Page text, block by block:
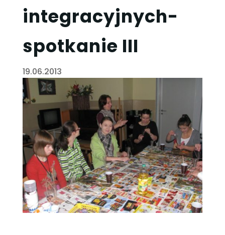
integracyjnych-
spotkanie III
19.06.2013